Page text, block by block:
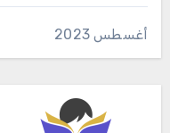
أغسطس 2023